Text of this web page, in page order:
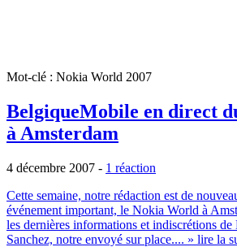
Mot-clé : Nokia World 2007
BelgiqueMobile en direct
à Amsterdam
4 décembre 2007 - 1 réaction
Cette semaine, notre rédaction est de
événement important, le Nokia World à
les dernières informations et indiscrétions
Sanchez, notre envoyé sur place.... » lire la